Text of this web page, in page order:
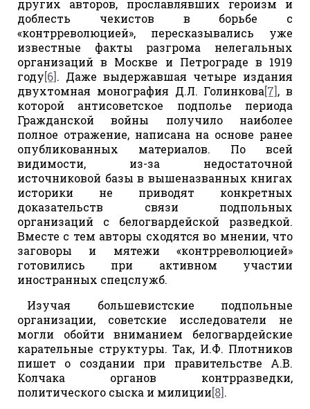
других авторов, прославлявших героизм и
доблесть чекистов в борьбе с
«контрреволюцией», пересказывались уже
известные факты разгрома нелегальных
организаций в Москве и Петрограде в 1919
году[6]. Даже выдержавшая четыре издания
двухтомная монография Д.Л. Голинкова[7], в
которой антисоветское подполье периода
Гражданской войны получило наиболее
полное отражение, написана на основе ранее
опубликованных материалов. По всей
видимости, из-за недостаточной
источниковой базы в вышеназванных книгах
историки не приводят конкретных
доказательств связи подпольных
организаций с белогвардейской разведкой.
Вместе с тем авторы сходятся во мнении, что
заговоры и мятежи «контрреволюцией»
готовились при активном участии
иностранных спецслужб.
Изучая большевистские подпольные
организации, советские исследователи не
могли обойти вниманием белогвардейские
карательные структуры. Так, И.Ф. Плотников
пишет о создании при правительстве А.В.
Колчака органов контрразведки,
политического сыска и милиции[8].